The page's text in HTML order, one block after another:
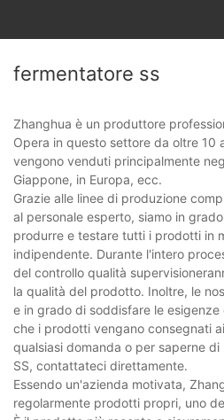
fermentatore ss
Zhanghua è un produttore
Opera in questo settore da oltre 10
vengono venduti principalmente
Giappone, in Europa, ecc.
Grazie alle linee di produzione
al personale esperto, siamo in
produrre e testare tutti i prodotti in
indipendente. Durante l'intero
del controllo qualità
la qualità del prodotto. Inoltre, le
e in grado di soddisfare le
che i prodotti vengano consegnati
qualsiasi domanda o per saperne
SS, contattateci direttamente.
Essendo un'azienda motivata,
regolarmente prodotti propri, uno